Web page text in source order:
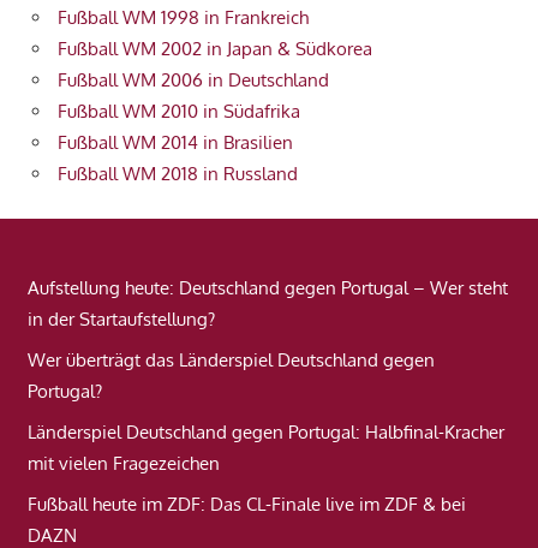
Fußball WM 1998 in Frankreich
Fußball WM 2002 in Japan & Südkorea
Fußball WM 2006 in Deutschland
Fußball WM 2010 in Südafrika
Fußball WM 2014 in Brasilien
Fußball WM 2018 in Russland
Aufstellung heute: Deutschland gegen Portugal – Wer steht
in der Startaufstellung?
Wer überträgt das Länderspiel Deutschland gegen
Portugal?
Länderspiel Deutschland gegen Portugal: Halbfinal-Kracher
mit vielen Fragezeichen
Fußball heute im ZDF: Das CL-Finale live im ZDF & bei
DAZN